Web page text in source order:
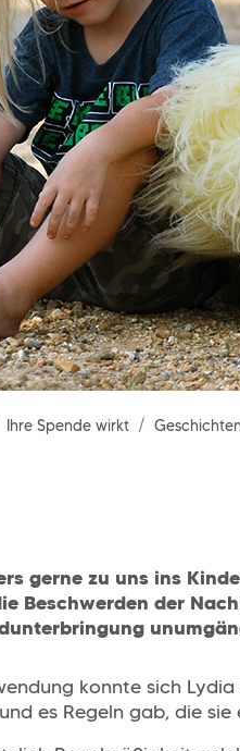
Ihre Spende wirkt
gerne zu uns ins
Beschwerden der
konnte sich
es Regeln gab, die sie